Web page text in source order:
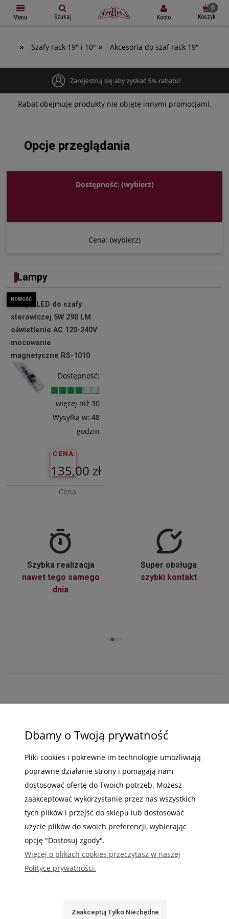
Menu Szukaj Konto Koszyk
» Szafy rack 19" i 10" » Akcesoria do szaf rack 19"
Rabat obejmuje produkty nie objęte innymi promocjami.
Opcje przeglądania
Dostępność: (wybierz)
Cena: (wybierz)
Lampy
Lampa LED do szafy
sterowiczej 5W 290 LM
oświetlenie AC 120-240V
mocowanie
magnetyczne RS-1010
Dostępność:
więcej niż 30
Wysyłka w: 48
godzin
CENA:
135,00 zł
Cena
109,76 zł
Koszyka
NOWOŚĆ
Szybka realizacja
nawet tego samego
dnia
Super obsługa
szybki kontakt
POMOC
MOJE KONTO
INFORMACJE
Gdzie nas możesz znaleźć
Dbamy o Twoją prywatność
Pliki cookies i pokrewne im technologie umożliwiają
poprawne działanie strony i pomagają nam
dostosować ofertę do Twoich potrzeb. Możesz
zaakceptować wykorzystanie przez nas wszystkich
tych plików i przejść do sklepu lub dostosować
użycie plików do swoich preferencji, wybierając
opcję "Dostosuj zgody".
Więcej o plikach cookies przeczytasz w naszej
Polityce prywatności.
Zaakceptuj Tylko Niezbędne